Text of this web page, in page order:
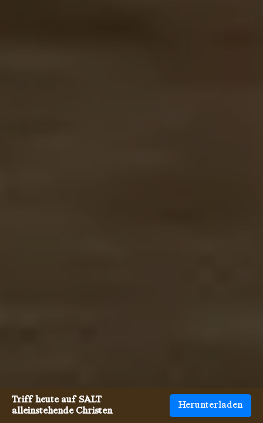
Triff heute auf SALT
alleinstehende Christen
Herunterladen